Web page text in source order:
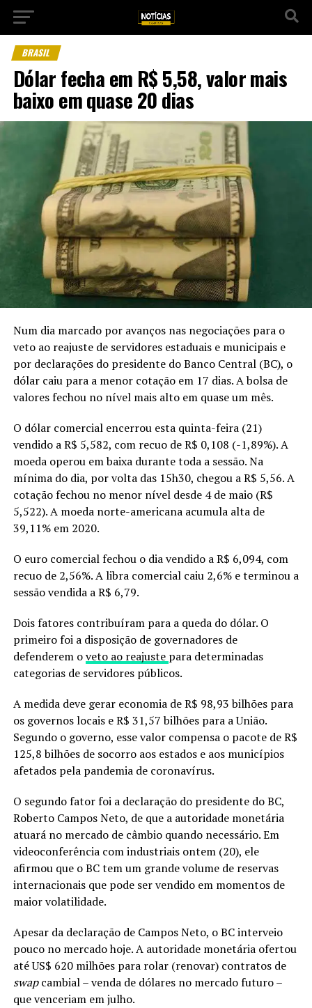
BRASIL
Dólar fecha em R$ 5,58, valor mais
baixo em quase 20 dias
Num dia marcado por avanços nas negociações para o
veto ao reajuste de servidores estaduais e municipais e
por declarações do presidente do Banco Central (BC), o
dólar caiu para a menor cotação em 17 dias. A bolsa de
valores fechou no nível mais alto em quase um mês.
O dólar comercial encerrou esta quinta-feira (21)
vendido a R$ 5,582, com recuo de R$ 0,108 (-1,89%). A
moeda operou em baixa durante toda a sessão. Na
mínima do dia, por volta das 15h30, chegou a R$ 5,56. A
cotação fechou no menor nível desde 4 de maio (R$
5,522). A moeda norte-americana acumula alta de
39,11% em 2020.
O euro comercial fechou o dia vendido a R$ 6,094, com
recuo de 2,56%. A libra comercial caiu 2,6% e terminou a
sessão vendida a R$ 6,79.
Dois fatores contribuíram para a queda do dólar. O
primeiro foi a disposição de governadores de
defenderem oveto ao reajuste para determinadas
categorias de servidores públicos.
A medida deve gerar economia de R$ 98,93 bilhões para
os governos locais e R$ 31,57 bilhões para a União.
Segundo o governo, esse valor compensa o pacote de R$
125,8 bilhões de socorro aos estados e aos municípios
afetados pela pandemia de coronavírus.
O segundo fator foi a declaração do presidente do BC,
Roberto Campos Neto, de que a autoridade monetária
atuará no mercado de câmbio quando necessário. Em
videoconferência com industriais ontem (20), ele
afirmou que o BC tem um grande volume de reservas
internacionais que pode ser vendido em momentos de
maior volatilidade.
Apesar da declaração de Campos Neto, o BC interveio
pouco no mercado hoje. A autoridade monetária ofertou
até US$ 620 milhões para rolar (renovar) contratos de
swapcambial – venda de dólares no mercado futuro –
que venceriam em julho.